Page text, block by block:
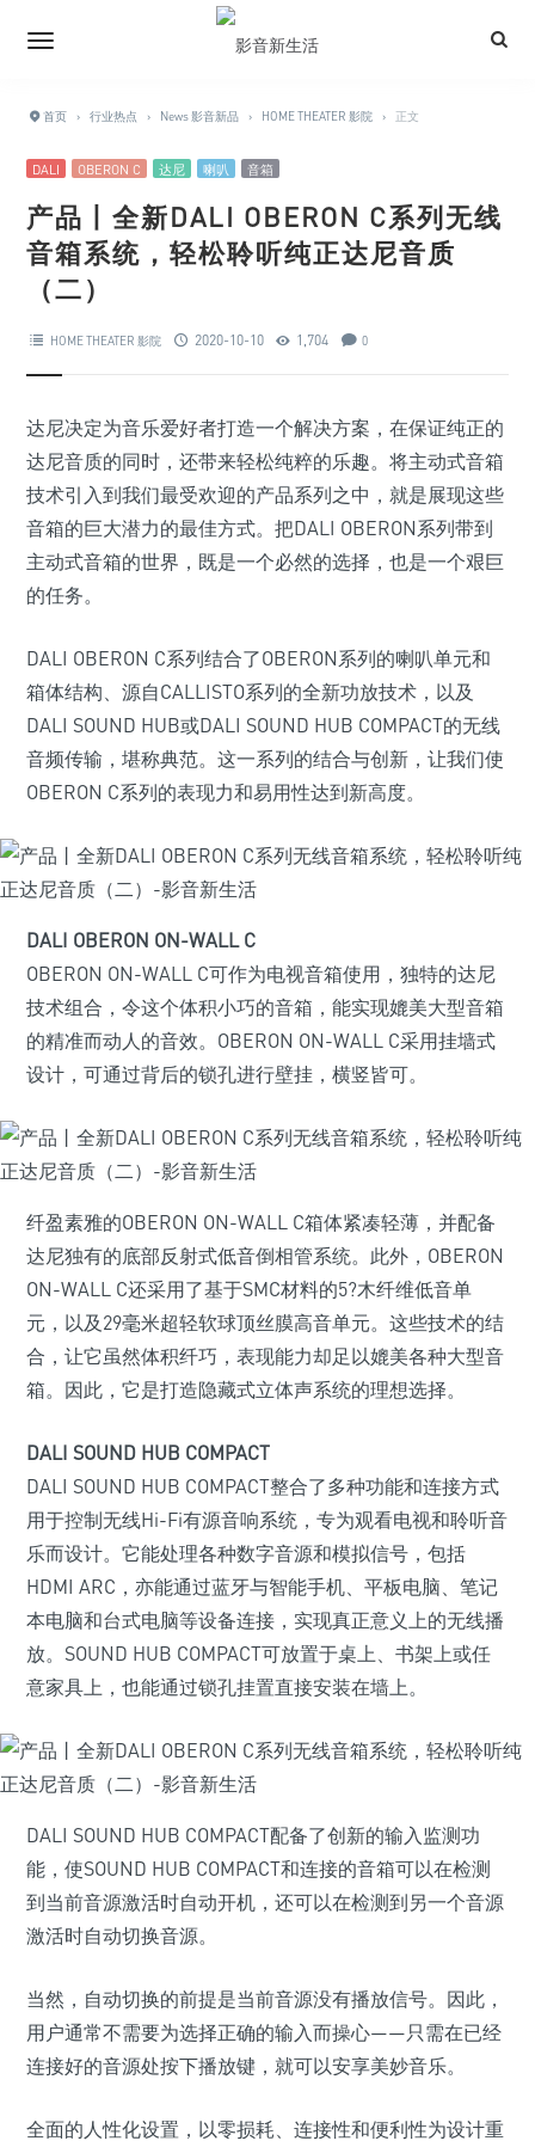
首页 › 行业热点 › News 影音新品 › HOME THEATER 影院 › 正文
DALI OBERON C 达尼 喇叭 音箱
产品丨全新DALI OBERON C系列无线
音箱系统，轻松聆听纯正达尼音质
（二）
HOME THEATER 影院 2020-10-10 1,704 0
达尼决定为音乐爱好者打造一个解决方案，在保证纯正的
达尼音质的同时，还带来轻松纯粹的乐趣。将主动式音箱
技术引入到我们最受欢迎的产品系列之中，就是展现这些
音箱的巨大潜力的最佳方式。把DALI OBERON系列带到
主动式音箱的世界，既是一个必然的选择，也是一个艰巨
的任务。
DALI OBERON C系列结合了OBERON系列的喇叭单元和
箱体结构、源自CALLISTO系列的全新功放技术，以及
DALI SOUND HUB或DALI SOUND HUB COMPACT的无线
音频传输，堪称典范。这一系列的结合与创新，让我们使
OBERON C系列的表现力和易用性达到新高度。
DALI OBERON ON-WALL C
OBERON ON-WALL C可作为电视音箱使用，独特的达尼
技术组合，令这个体积小巧的音箱，能实现媲美大型音箱
的精准而动人的音效。OBERON ON-WALL C采用挂墙式
设计，可通过背后的锁孔进行壁挂，横竖皆可。
纤盈素雅的OBERON ON-WALL C箱体紧凑轻薄，并配备
达尼独有的底部反射式低音倒相管系统。此外，OBERON
ON-WALL C还采用了基于SMC材料的5?木纤维低音单
元，以及29毫米超轻软球顶丝膜高音单元。这些技术的结
合，让它虽然体积纤巧，表现能力却足以媲美各种大型音
箱。因此，它是打造隐藏式立体声系统的理想选择。
DALI SOUND HUB COMPACT
DALI SOUND HUB COMPACT整合了多种功能和连接方式
用于控制无线Hi-Fi有源音响系统，专为观看电视和聆听音
乐而设计。它能处理各种数字音源和模拟信号，包括
HDMI ARC，亦能通过蓝牙与智能手机、平板电脑、笔记
本电脑和台式电脑等设备连接，实现真正意义上的无线播
放。SOUND HUB COMPACT可放置于桌上、书架上或任
意家具上，也能通过锁孔挂置直接安装在墙上。
DALI SOUND HUB COMPACT配备了创新的输入监测功
能，使SOUND HUB COMPACT和连接的音箱可以在检测
到当前音源激活时自动开机，还可以在检测到另一个音源
激活时自动切换音源。
当然，自动切换的前提是当前音源没有播放信号。因此，
用户通常不需要为选择正确的输入而操心——只需在已经
连接好的音源处按下播放键，就可以安享美妙音乐。
全面的人性化设置，以零损耗、连接性和便利性为设计重